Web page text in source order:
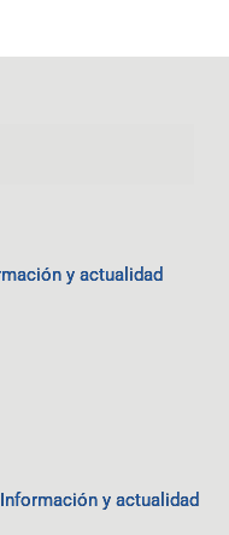
y actualidad
y actualidad